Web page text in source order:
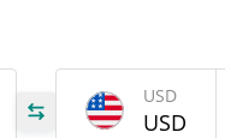
USD
USD